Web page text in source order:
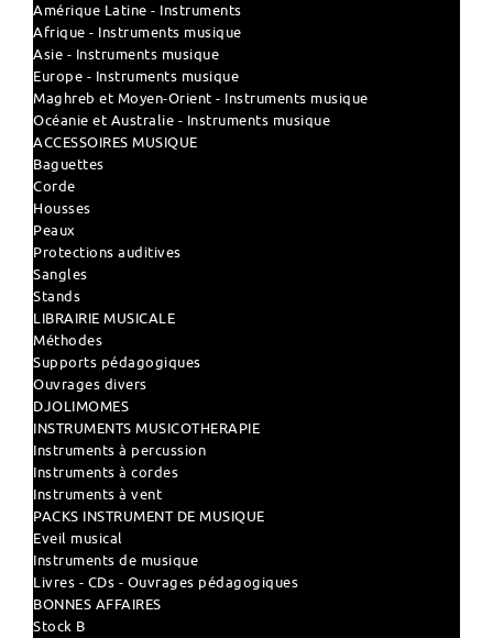
Amérique Latine - Instruments
Afrique - Instruments musique
Asie - Instruments musique
Europe - Instruments musique
Maghreb et Moyen-Orient - Instruments musique
Océanie et Australie - Instruments musique
ACCESSOIRES MUSIQUE
Baguettes
Corde
Housses
Peaux
Protections auditives
Sangles
Stands
LIBRAIRIE MUSICALE
Méthodes
Supports pédagogiques
Ouvrages divers
DJOLIMOMES
INSTRUMENTS MUSICOTHERAPIE
Instruments à percussion
Instruments à cordes
Instruments à vent
PACKS INSTRUMENT DE MUSIQUE
Eveil musical
Instruments de musique
Livres - CDs - Ouvrages pédagogiques
BONNES AFFAIRES
Stock B